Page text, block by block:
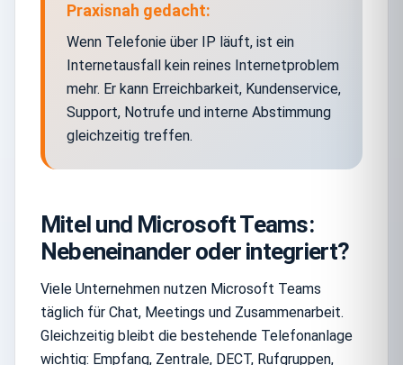
Praxisnah gedacht:
Wenn Telefonie über IP läuft, ist ein
Internetausfall kein reines Internetproblem
mehr. Er kann Erreichbarkeit, Kundenservice,
Support, Notrufe und interne Abstimmung
gleichzeitig treffen.
Mitel und Microsoft Teams:
Nebeneinander oder integriert?
Viele Unternehmen nutzen Microsoft Teams
täglich für Chat, Meetings und Zusammenarbeit.
Gleichzeitig bleibt die bestehende Telefonanlage
wichtig: Empfang, Zentrale, DECT, Rufgruppen,